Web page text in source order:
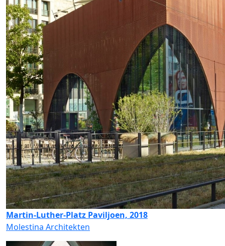
Martin-Luther-Platz Paviljoen, 2018
Molestina Architekten